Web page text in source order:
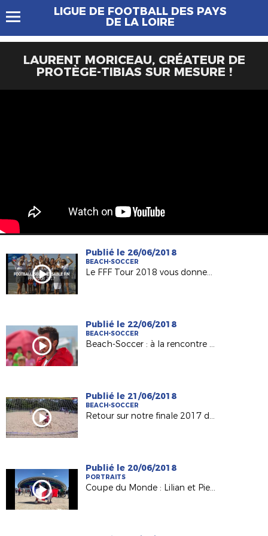
LIGUE DE FOOTBALL DES PAYS
DE LA LOIRE
LAURENT MORICEAU, CRÉATEUR DE
PROTÈGE-TIBIAS SUR MESURE !
Publié le 26/06/2018
BEACH-SOCCER
Le FFF Tour 2018 vous donnez rendez-vous !
Publié le 22/06/2018
BEACH-SOCCER
Beach-Soccer : à la rencontre de Julien Fradet (Conseiller District de Vendée)
Publié le 21/06/2018
BEACH-SOCCER
Retour sur notre finale 2017 de beach-soccer !
Publié le 20/06/2018
PORTRAITS
Coupe du Monde : Lilian et Pierre, du May-sur-Evre (49) à la Russie !